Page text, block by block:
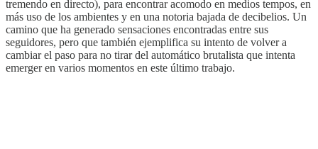
tremendo en directo), para encontrar acomodo en medios tempos, en
más uso de los ambientes y en una notoria bajada de decibelios. Un
camino que ha generado sensaciones encontradas entre sus
seguidores, pero que también ejemplifica su intento de volver a
cambiar el paso para no tirar del automático brutalista que intenta
emerger en varios momentos en este último trabajo.